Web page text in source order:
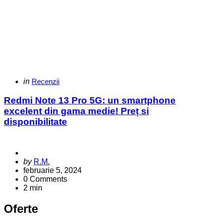
Categories
Posted
in Recenzii
Redmi Note 13 Pro 5G: un smartphone
excelent din gama medie! Preț si
disponibilitate
Posted
by
by R.M.
februarie 5, 2024
0 Comments
2 min
Oferte